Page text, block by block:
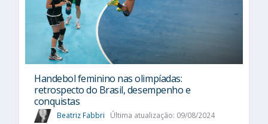
Handebol feminino nas olimpíadas:
retrospecto do Brasil, desempenho e
conquistas
Beatriz Fabbri Última atualização: 09/08/2024